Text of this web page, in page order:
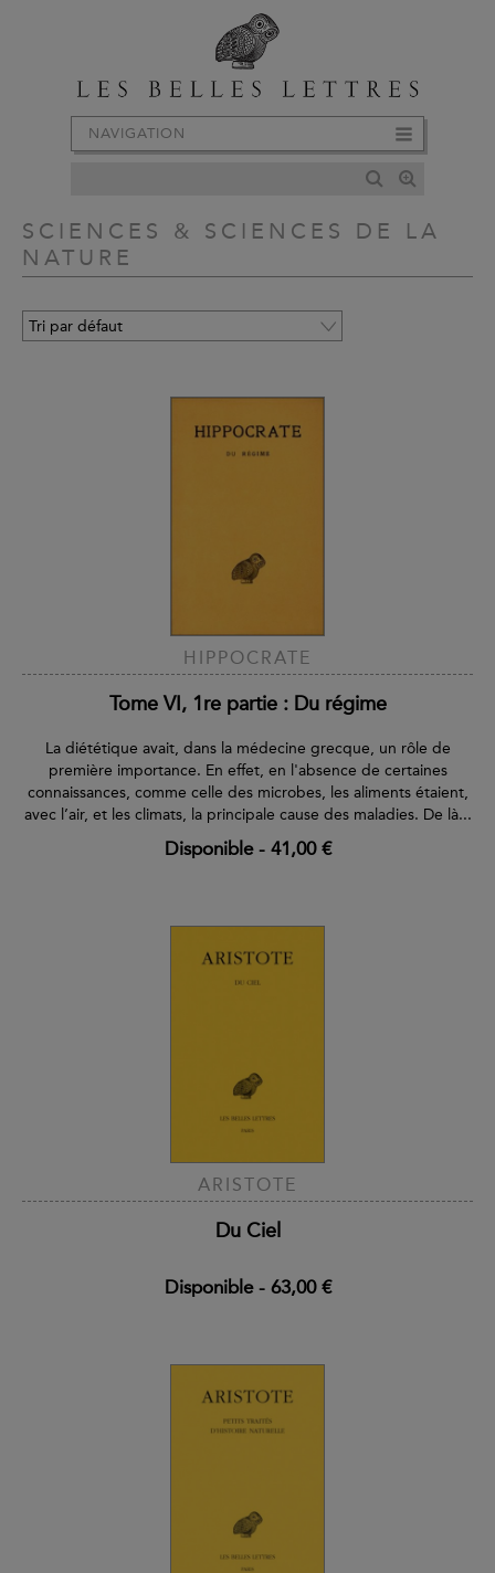
NAVIGATION
SCIENCES & SCIENCES DE LA
NATURE
HIPPOCRATE
Tome VI, 1re partie : Du régime
La diététique avait, dans la médecine grecque, un rôle de
première importance. En effet, en l'absence de certaines
connaissances, comme celle des microbes, les aliments étaient,
avec l’air, et les climats, la principale cause des maladies. De là...
Disponible- 41,00 €
ARISTOTE
Du Ciel
Disponible- 63,00 €